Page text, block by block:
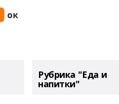
Рубрика "Еда и
напитки"